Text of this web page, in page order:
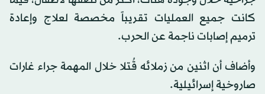
كانت جميع العمليات تقريباً مخصصة لعلاج وإعادة
ترميم إصابات ناجمة عن الحرب.
وأضاف أن اثنين من زملائه قُتلا خلال المهمة جراء غارات
صاروخية إسرائيلية.